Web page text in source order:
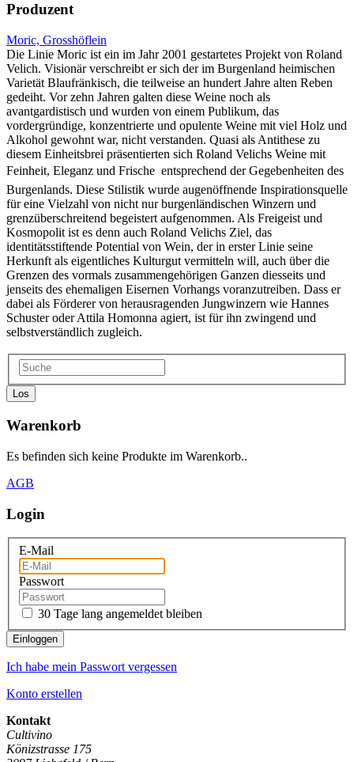
Produzent
Moric, Grosshöflein
Die Linie Moric ist ein im Jahr 2001 gestartetes Projekt von Roland
Velich. Visionär verschreibt er sich der im Burgenland heimischen
Varietät Blaufränkisch, die teilweise an hundert Jahre alten Reben
gedeiht. Vor zehn Jahren galten diese Weine noch als
avantgardistisch und wurden von einem Publikum, das
vordergründige, konzentrierte und opulente Weine mit viel Holz und
Alkohol gewohnt war, nicht verstanden. Quasi als Antithese zu
diesem Einheitsbrei präsentierten sich Roland Velichs Weine mit
Feinheit, Eleganz und Frische  entsprechend der Gegebenheiten des
Burgenlands. Diese Stilistik wurde augenöffnende Inspirationsquelle
für eine Vielzahl von nicht nur burgenländischen Winzern und
grenzüberschreitend begeistert aufgenommen. Als Freigeist und
Kosmopolit ist es denn auch Roland Velichs Ziel, das
identitätsstiftende Potential von Wein, der in erster Linie seine
Herkunft als eigentliches Kulturgut vermitteln will, auch über die
Grenzen des vormals zusammengehörigen Ganzen diesseits und
jenseits des ehemaligen Eisernen Vorhangs voranzutreiben. Dass er
dabei als Förderer von herausragenden Jungwinzern wie Hannes
Schuster oder Attila Homonna agiert, ist für ihn zwingend und
selbstverständlich zugleich.
Los
Warenkorb
Es befinden sich keine Produkte im Warenkorb..
AGB
Login
E-Mail
Passwort
30 Tage lang angemeldet bleiben
Einloggen
Ich habe mein Passwort vergessen
Konto erstellen
Kontakt
Cultivino
Könizstrasse 175